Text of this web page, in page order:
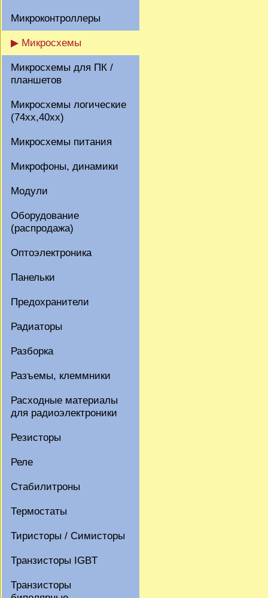
Микроконтроллеры
▶ Микросхемы
Микросхемы для ПК /
планшетов
Микросхемы логические
(74xx,40xx)
Микросхемы питания
Микрофоны, динамики
Модули
Оборудование
(распродажа)
Оптоэлектроника
Панельки
Предохранители
Радиаторы
Разборка
Разъемы, клеммники
Расходные материалы
для радиоэлектроники
Резисторы
Реле
Стабилитроны
Термостаты
Тиристоры / Симисторы
Транзисторы IGBT
Транзисторы